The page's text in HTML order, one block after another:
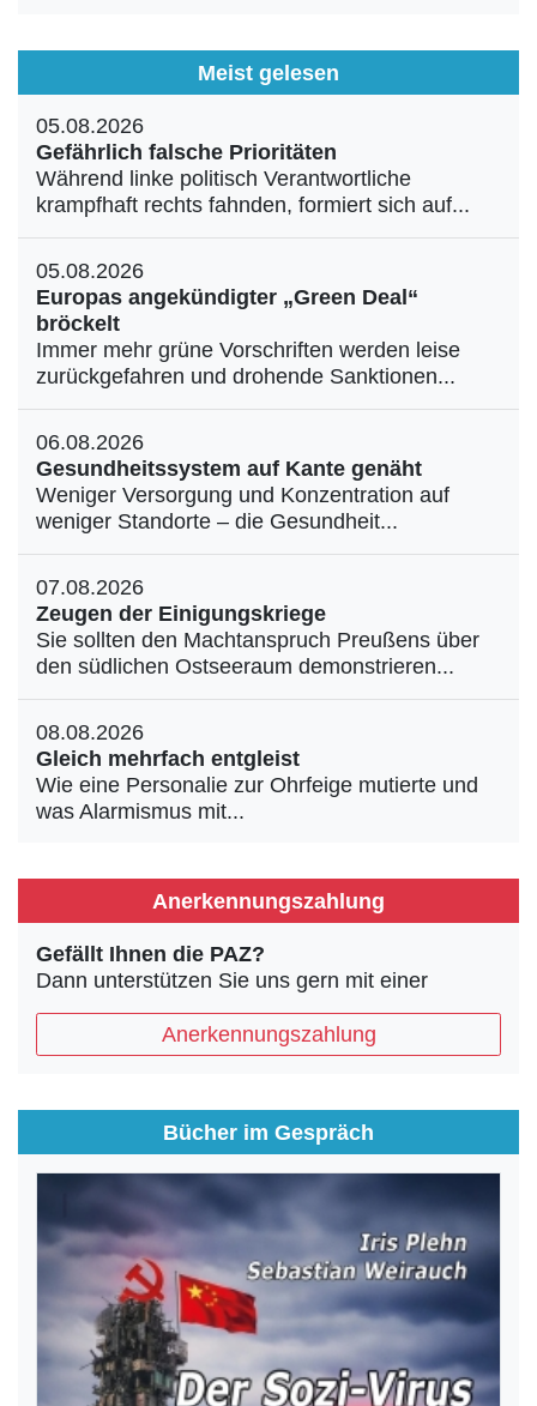
Meist gelesen
05.08.2026
Gefährlich falsche Prioritäten
Während linke politisch Verantwortliche
krampfhaft rechts fahnden, formiert sich auf...
05.08.2026
Europas angekündigter „Green Deal“
bröckelt
Immer mehr grüne Vorschriften werden leise
zurückgefahren und drohende Sanktionen...
06.08.2026
Gesundheitssystem auf Kante genäht
Weniger Versorgung und Konzentration auf
weniger Standorte – die Gesundheit...
07.08.2026
Zeugen der Einigungskriege
Sie sollten den Machtanspruch Preußens über
den südlichen Ostseeraum demonstrieren...
08.08.2026
Gleich mehrfach entgleist
Wie eine Personalie zur Ohrfeige mutierte und
was Alarmismus mit...
Anerkennungszahlung
Gefällt Ihnen die PAZ?
Dann unterstützen Sie uns gern mit einer
Anerkennungszahlung
Bücher im Gespräch